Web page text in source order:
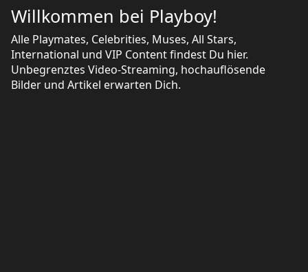
Willkommen bei Playboy!
Alle Playmates, Celebrities, Muses, All Stars,
International und VIP Content findest Du hier.
Unbegrenztes Video-Streaming, hochauflösende
Bilder und Artikel erwarten Dich.